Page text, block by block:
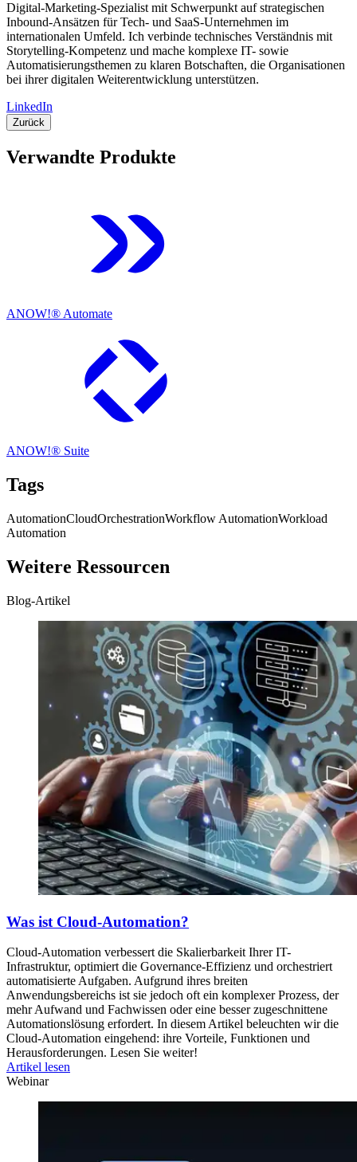
Digital-Marketing-Spezialist mit Schwerpunkt auf strategischen
Inbound-Ansätzen für Tech- und SaaS-Unternehmen im
internationalen Umfeld. Ich verbinde technisches Verständnis mit
Storytelling-Kompetenz und mache komplexe IT- sowie
Automatisierungsthemen zu klaren Botschaften, die Organisationen
bei ihrer digitalen Weiterentwicklung unterstützen.
LinkedIn
Zurück
Verwandte Produkte
ANOW!® Automate
ANOW!® Suite
Tags
AutomationCloudOrchestrationWorkflow AutomationWorkload
Automation
Weitere Ressourcen
Blog-Artikel
Was ist Cloud-Automation?
Cloud-Automation verbessert die Skalierbarkeit Ihrer IT-
Infrastruktur, optimiert die Governance-Effizienz und orchestriert
automatisierte Aufgaben. Aufgrund ihres breiten
Anwendungsbereichs ist sie jedoch oft ein komplexer Prozess, der
mehr Aufwand und Fachwissen oder eine besser zugeschnittene
Automationslösung erfordert. In diesem Artikel beleuchten wir die
Cloud-Automation eingehend: ihre Vorteile, Funktionen und
Herausforderungen. Lesen Sie weiter!
Artikel lesen
Webinar